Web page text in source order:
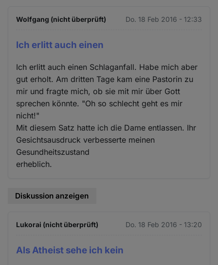
Wolfgang (nicht überprüft) Do. 18 Feb 2016 - 12:33
Ich erlitt auch einen
Ich erlitt auch einen Schlaganfall. Habe mich aber
gut erholt. Am dritten Tage kam eine Pastorin zu
mir und fragte mich, ob sie mit mir über Gott
sprechen könnte. "Oh so schlecht geht es mir
nicht!"
Mit diesem Satz hatte ich die Dame entlassen. Ihr
Gesichtsausdruck verbesserte meinen
Gesundheitszustand
erheblich.
Diskussion anzeigen
Lukorai (nicht überprüft) Do. 18 Feb 2016 - 13:20
Als Atheist sehe ich kein